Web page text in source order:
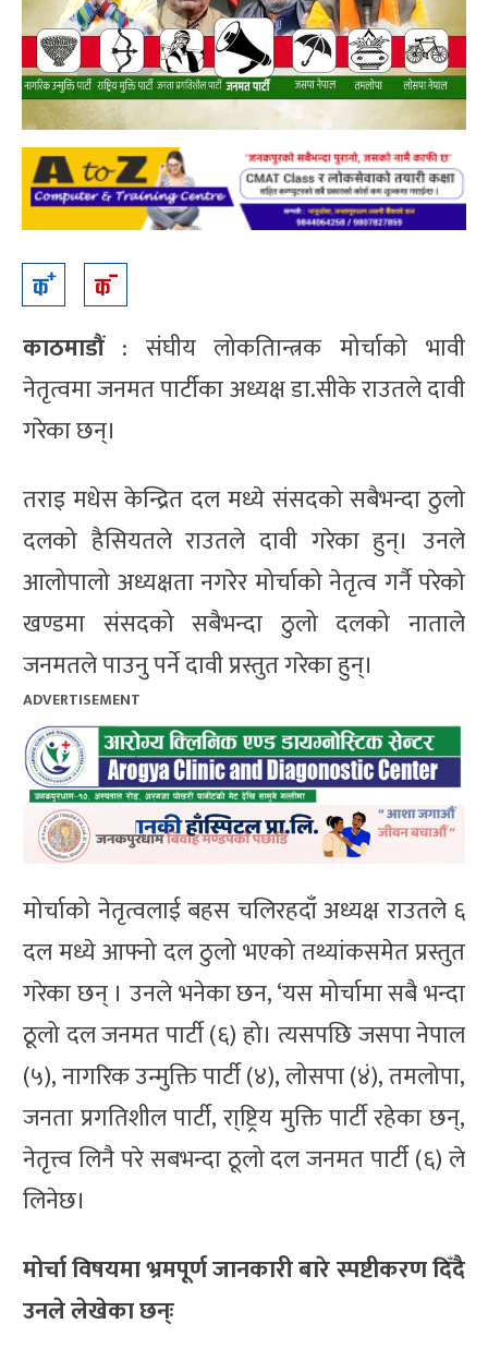
काठमाडौं: संघीय लोकतािन्त्रक मोर्चाको भावी
नेतृत्वमा जनमत पार्टीका अध्यक्ष डा.सीके राउतले दावी
गरेका छन्।
तराइ मधेस केन्द्रित दल मध्ये संसदको सबैभन्दा ठुलो
दलको हैसियतले राउतले दावी गरेका हुन्। उनले
आलोपालो अध्यक्षता नगरेर मोर्चाको नेतृत्व गर्नै परेको
खण्डमा संसदको सबैभन्दा ठुलो दलको नाताले
जनमतले पाउनु पर्ने दावी प्रस्तुत गरेका हुन्।
ADVERTISEMENT
मोर्चाको नेतृत्वलाई बहस चलिरहदाँ अध्यक्ष राउतले ६
दल मध्ये आफ्नो दल ठुलो भएको तथ्यांकसमेत प्रस्तुत
गरेका छन् । उनले भनेका छन, ‘यस मोर्चामा सबै भन्दा
ठूलो दल जनमत पार्टी (६) हो। त्यसपछि जसपा नेपाल
(५), नागरिक उन्मुक्ति पार्टी (४), लोसपा (४ं), तमलोपा,
जनता प्रगतिशील पार्टी, रा्ष्ट्रिय मुक्ति पार्टी रहेका छन्,
नेतृत्त्व लिनै परे सबभन्दा ठूलो दल जनमत पार्टी (६) ले
लिनेछ।
मोर्चा विषयमा भ्रमपूर्ण जानकारी बारे स्पष्टीकरण दिँदै
उनले लेखेका छन्ः